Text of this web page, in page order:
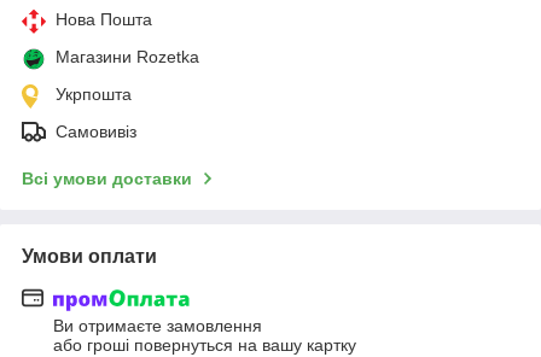
Нова Пошта
Магазини Rozetka
Укрпошта
Самовивіз
Всі умови доставки
Умови оплати
Ви отримаєте замовлення
або гроші повернуться на вашу картку